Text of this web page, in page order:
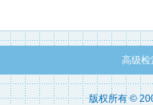
高级检
版权所有 ©